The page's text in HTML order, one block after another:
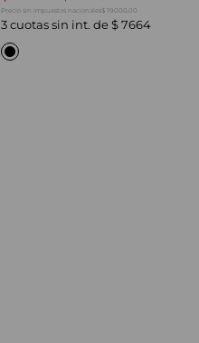
Precio sin impuestos nacionales$ 19.000,00
3 cuotas sin int. de $ 7664